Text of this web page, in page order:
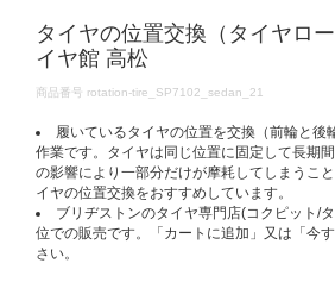
タイヤの位置交換（タイヤロ
イヤ館 高松
DETAILS
商品番号 rotation-tire_SP7102_sedan_21
履いているタイヤの位置を交換（前輪と後
作業です。タイヤは同じ位置に固定して長期
の影響により一部分だけが摩耗してしまうこ
イヤの位置交換をおすすめしています。
ブリヂストンのタイヤ専門店(コクピット/
位での販売です。「カートに追加」又は「今
さい。